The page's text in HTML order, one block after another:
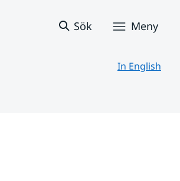
Sök Meny
In English